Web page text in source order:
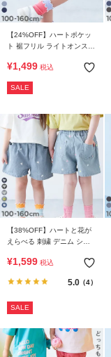
【24%OFF】ハートポケッ
ト 裾フリル ライトオンスデ
¥1,499 税込
SALE
【38%OFF】ハートと花が
えらべる 刺繍 デニム ショ
¥1,599 税込
5.0（4）
SALE